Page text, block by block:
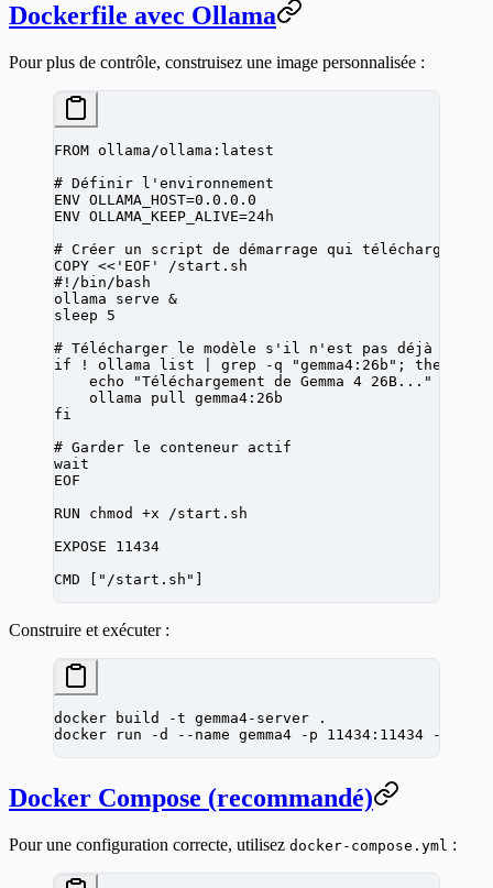
Dockerfile avec Ollama
Pour plus de contrôle, construisez une image personnalisée :
FROM ollama/ollama:latest
# Définir l'environnement
ENV OLLAMA_HOST=0.0.0.0
ENV OLLAMA_KEEP_ALIVE=24h
# Créer un script de démarrage qui télécharge le
COPY << 'EOF'
/start.sh
#!/bin/bash
ollama serve &
sleep 5
# Télécharger le modèle s'il n'est pas déjà
if ! ollama list | grep -q
"gemma4:26b" ; then
    echo
"Téléchargement de Gemma 4 26B..."
    ollama pull gemma4:26b
fi
# Garder le conteneur actif
wait
EOF
RUN chmod +x /start.sh
EXPOSE 11434
CMD
"/start.sh"
Construire et exécuter :
docker build -t gemma4-server .
docker run -d --name gemma4 -p 11434:11434 -v
Docker Compose (recommandé)
Pour une configuration correcte, utilisez docker-compose.yml :